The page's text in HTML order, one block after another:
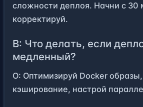
сложности деплоя. Начни с 30
корректируй.
В: Что делать, если
медленный?
О: Оптимизируй Docker образы,
кэширование, настрой